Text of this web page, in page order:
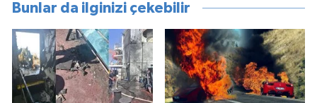
Bunlar da ilginizi çekebilir